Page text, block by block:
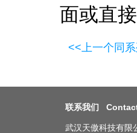
面或直
<<上一个同
联系我们
武汉天傲科技有限